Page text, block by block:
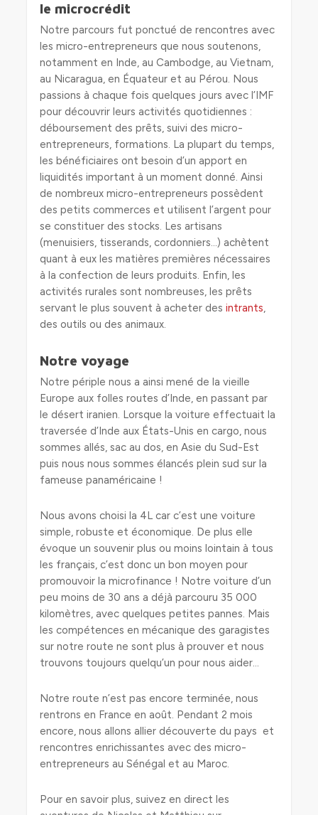
le microcrédit
Notre parcours fut ponctué de rencontres avec
les micro-entrepreneurs que nous soutenons,
notamment en Inde, au Cambodge, au Vietnam,
au Nicaragua, en Équateur et au Pérou. Nous
passions à chaque fois quelques jours avec l’IMF
pour découvrir leurs activités quotidiennes :
déboursement des prêts, suivi des micro-
entrepreneurs, formations. La plupart du temps,
les bénéficiaires ont besoin d’un apport en
liquidités important à un moment donné. Ainsi
de nombreux micro-entrepreneurs possèdent
des petits commerces et utilisent l’argent pour
se constituer des stocks. Les artisans
(menuisiers, tisserands, cordonniers…) achètent
quant à eux les matières premières nécessaires
à la confection de leurs produits. Enfin, les
activités rurales sont nombreuses, les prêts
servant le plus souvent à acheter desintrants,
des outils ou des animaux.
Notre voyage
Notre périple nous a ainsi mené de la vieille
Europe aux folles routes d’Inde, en passant par
le désert iranien. Lorsque la voiture effectuait la
traversée d’Inde aux États-Unis en cargo, nous
sommes allés, sac au dos, en Asie du Sud-Est
puis nous nous sommes élancés plein sud sur la
fameuse panaméricaine !
Nous avons choisi la 4L car c’est une voiture
simple, robuste et économique. De plus elle
évoque un souvenir plus ou moins lointain à tous
les français, c’est donc un bon moyen pour
promouvoir la microfinance ! Notre voiture d’un
peu moins de 30 ans a déjà parcouru 35 000
kilomètres, avec quelques petites pannes. Mais
les compétences en mécanique des garagistes
sur notre route ne sont plus à prouver et nous
trouvons toujours quelqu’un pour nous aider…
Notre route n’est pas encore terminée, nous
rentrons en France en août. Pendant 2 mois
encore, nous allons allier découverte du pays et
rencontres enrichissantes avec des micro-
entrepreneurs au Sénégal et au Maroc.
Pour en savoir plus, suivez en direct les